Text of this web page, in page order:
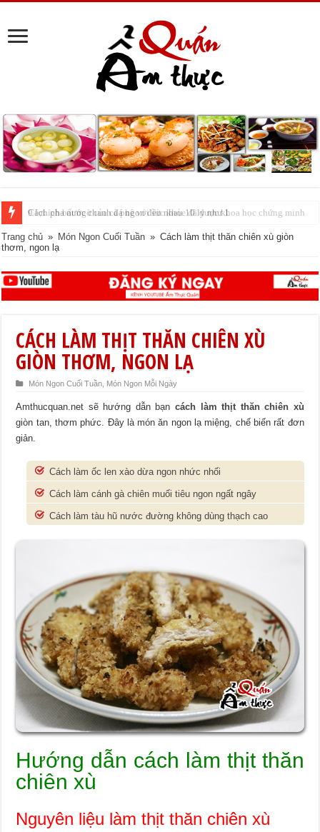
Cách pha nước chanh đá ngon đều nhau 10 ly như 1
Trang chủ » Món Ngon Cuối Tuần » Cách làm thịt thăn chiên xù giòn
thơm, ngon lạ
CÁCH LÀM THỊT THĂN CHIÊN XÙ
GIÒN THƠM, NGON LẠ
Món Ngon Cuối Tuần Món Ngon Mỗi Ngày
Amthucquan.net sẽ hướng dẫn bạn cách làm thịt thăn chiên xù
giòn tan, thơm phức. Đây là món ăn ngon lạ miệng, chế biến rất đơn
giản.
Cách làm ốc len xào dừa ngon nhức nhối
Cách làm cánh gà chiên muối tiêu ngon ngất ngây
Cách làm tàu hũ nước đường không dùng thạch cao
Hướng dẫn cách làm thịt thăn
chiên xù
Nguyên liệu làm thịt thăn chiên xù